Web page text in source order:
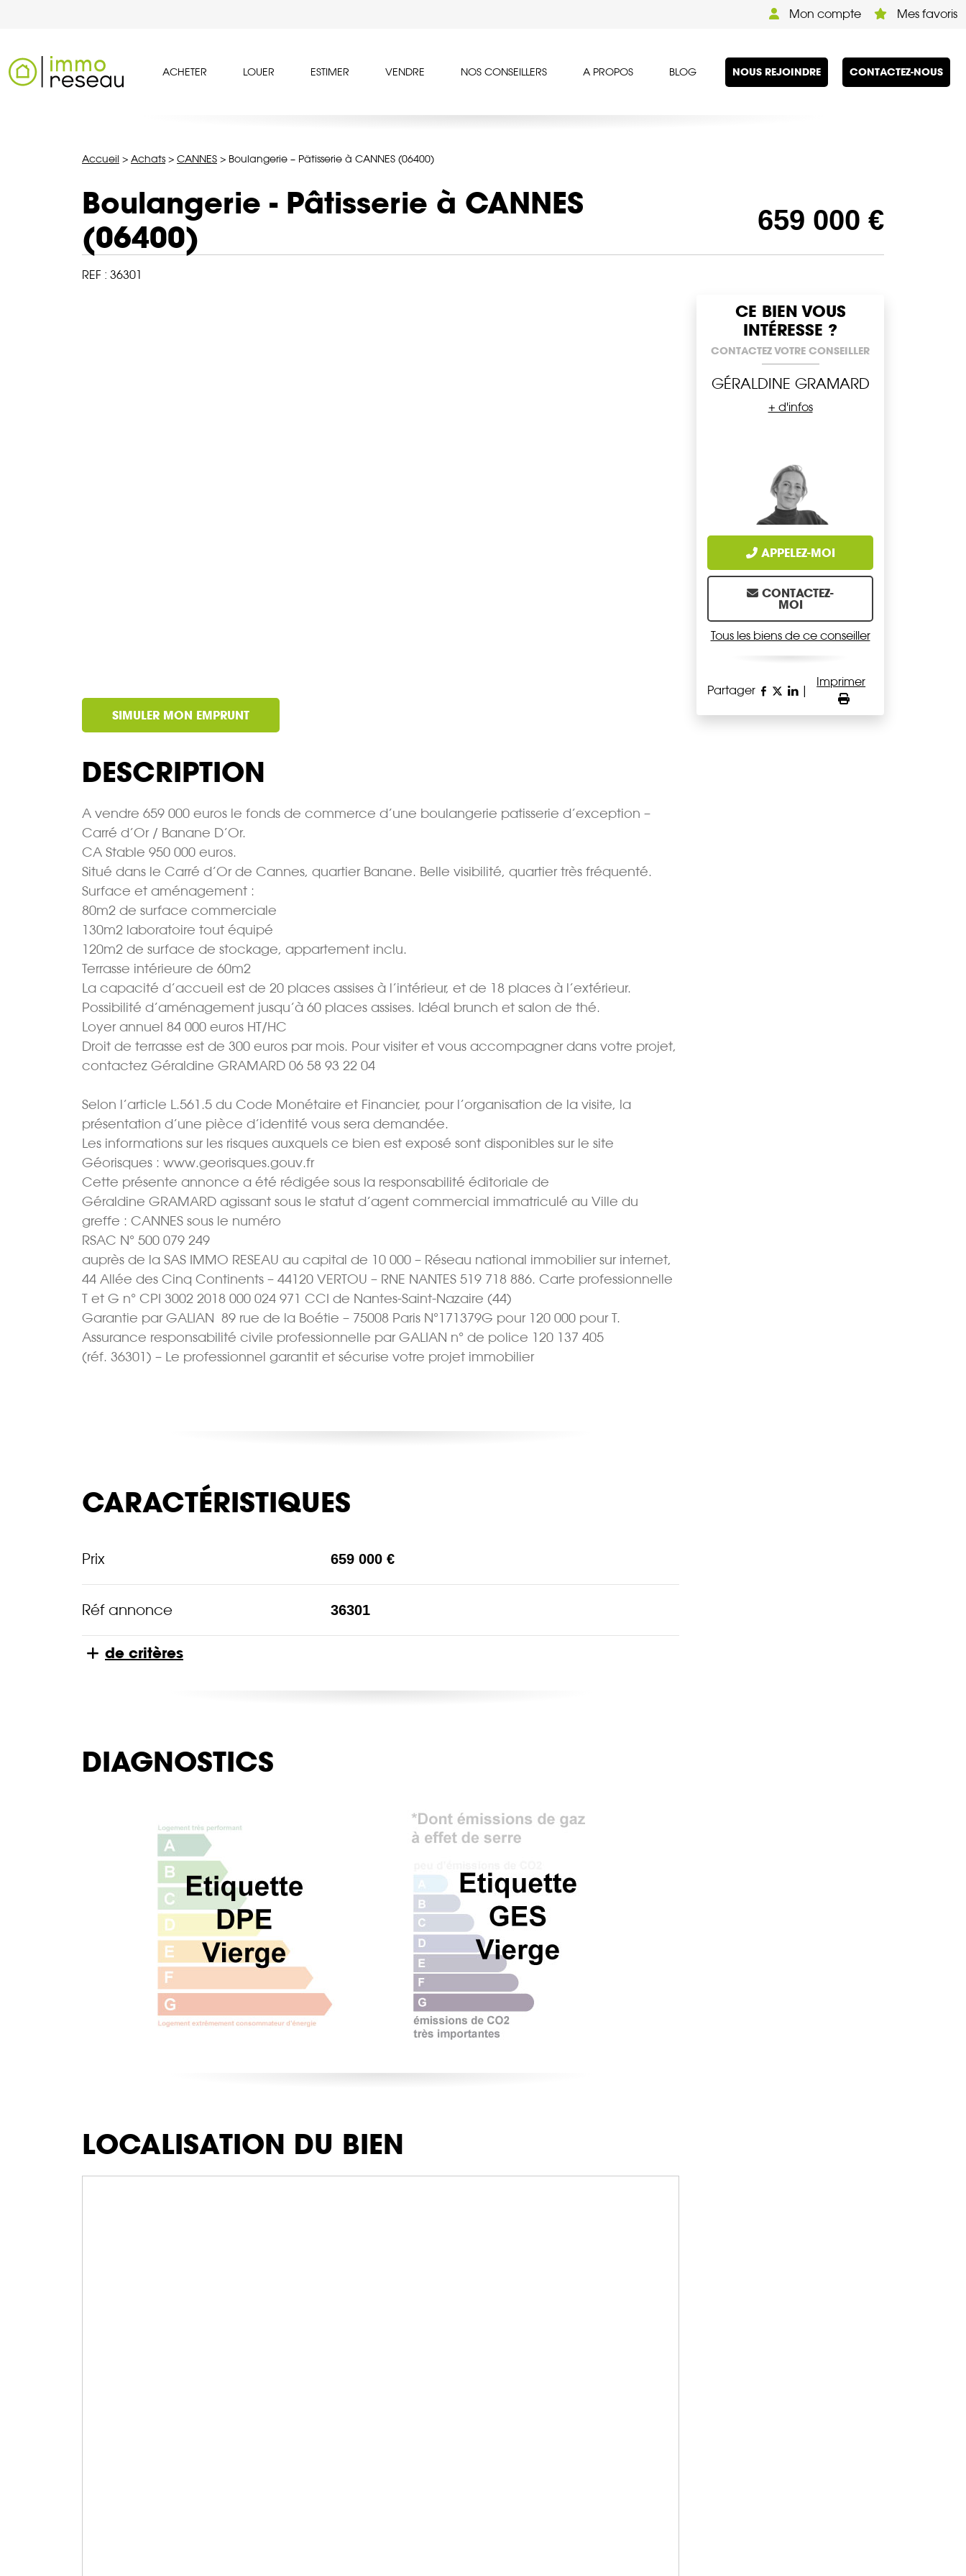
Mon compte Mes favoris
ACHETER LOUER ESTIMER VENDRE NOS CONSEILLERS A PROPOS BLOG NOUS REJOINDRE CONTACTEZ-NOUS
Accueil > Achats > CANNES > Boulangerie – Pâtisserie à CANNES (06400)
Boulangerie - Pâtisserie à CANNES
(06400)
659 000 €
REF : 36301
CE BIEN VOUS
INTÉRESSE ?
CONTACTEZ VOTRE CONSEILLER
GÉRALDINE GRAMARD
+ d'infos
APPELEZ-MOI
CONTACTEZ-
MOI
Tous les biens de ce conseiller
Partager
Imprimer
SIMULER MON EMPRUNT
DESCRIPTION
A vendre 659 000 euros le fonds de commerce d’une boulangerie patisserie d’exception –
Carré d’Or / Banane D’Or.
CA Stable 950 000 euros.
Situé dans le Carré d’Or de Cannes, quartier Banane. Belle visibilité, quartier très fréquenté.
Surface et aménagement :
80m2 de surface commerciale
130m2 laboratoire tout équipé
120m2 de surface de stockage, appartement inclu.
Terrasse intérieure de 60m2
La capacité d’accueil est de 20 places assises à l’intérieur, et de 18 places à l’extérieur.
Possibilité d’aménagement jusqu’à 60 places assises. Idéal brunch et salon de thé.
Loyer annuel 84 000 euros HT/HC
Droit de terrasse est de 300 euros par mois. Pour visiter et vous accompagner dans votre projet,
contactez Géraldine GRAMARD 06 58 93 22 04
Selon l’article L.561.5 du Code Monétaire et Financier, pour l’organisation de la visite, la
présentation d’une pièce d’identité vous sera demandée.
Les informations sur les risques auxquels ce bien est exposé sont disponibles sur le site
Géorisques : www.georisques.gouv.fr
Cette présente annonce a été rédigée sous la responsabilité éditoriale de
Géraldine GRAMARD agissant sous le statut d’agent commercial immatriculé au Ville du
greffe : CANNES sous le numéro
RSAC N° 500 079 249
auprès de la SAS IMMO RESEAU au capital de 10 000 – Réseau national immobilier sur internet,
44 Allée des Cinq Continents – 44120 VERTOU – RNE NANTES 519 718 886. Carte professionnelle
T et G n° CPI 3002 2018 000 024 971 CCI de Nantes-Saint-Nazaire (44)
Garantie par GALIAN  89 rue de la Boétie – 75008 Paris N°171379G pour 120 000 pour T.
Assurance responsabilité civile professionnelle par GALIAN n° de police 120 137 405
(réf. 36301) – Le professionnel garantit et sécurise votre projet immobilier
CARACTÉRISTIQUES
Prix 659 000 €
Réf annonce 36301
de critères
DIAGNOSTICS
LOCALISATION DU BIEN